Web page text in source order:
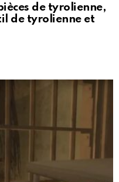
de tyrolienne,
de tyrolienne et